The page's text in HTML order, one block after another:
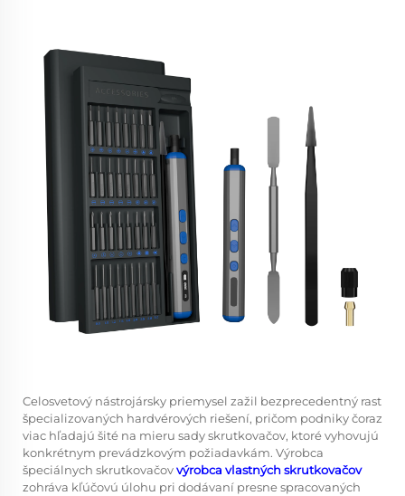
Celosvetový nástrojársky priemysel zažil bezprecedentný rast
špecializovaných hardvérových riešení, pričom podniky čoraz
viac hľadajú šité na mieru sady skrutkovačov, ktoré vyhovujú
konkrétnym prevádzkovým požiadavkám. Výrobca
špeciálnych skrutkovačovvýrobca vlastných skrutkovačov
zohráva kľúčovú úlohu pri dodávaní presne spracovaných